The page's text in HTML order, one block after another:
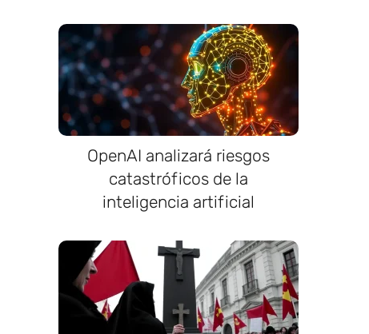
OpenAI analizará riesgos
catastróficos de la
inteligencia artificial